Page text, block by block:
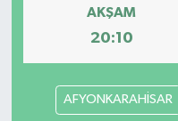
AKŞAM
20:10
AFYONKARAHİSAR